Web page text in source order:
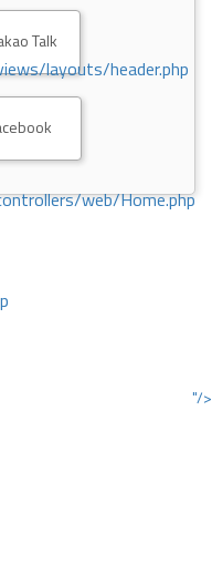
layouts/header.php
web/Home.php
"/>
Talk